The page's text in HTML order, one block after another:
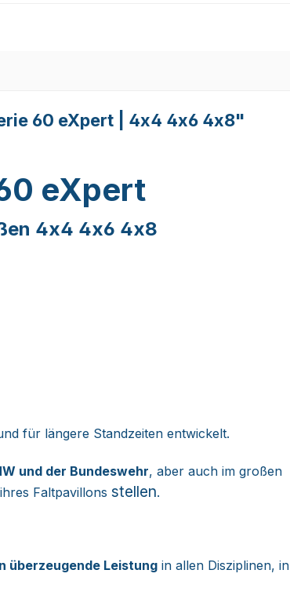
60 eXpert | 4x4 4x6 4x8"
eXpert
4x4 4x6 4x8
für längere Standzeiten entwickelt.
und der Bundeswehr, aber auch im großen
ihres Faltpavillonsstellen.
überzeugende Leistung in allen Disziplinen, in